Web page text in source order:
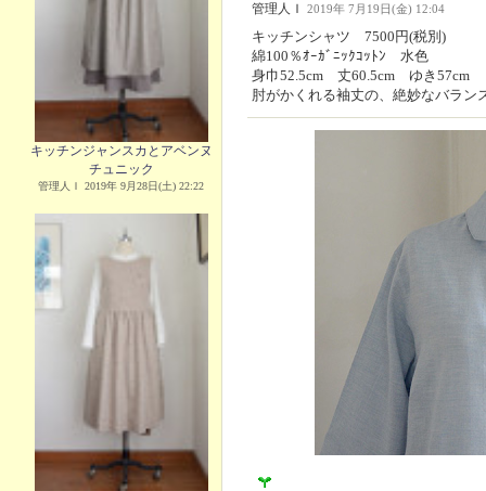
キッチンジャンスカとアベンヌ
チュニック
管理人Ｉ 2019年 9月28日(土) 22:22
管理人Ｉ 2019年 7月19日(金) 12:04
キッチンシャツ 7500円(税別)
綿100％ｵｰｶﾞﾆｯｸｺｯﾄﾝ 水色
身巾52.5cm 丈60.5cm ゆき57cm
肘がかくれる袖丈の、絶妙なバラン